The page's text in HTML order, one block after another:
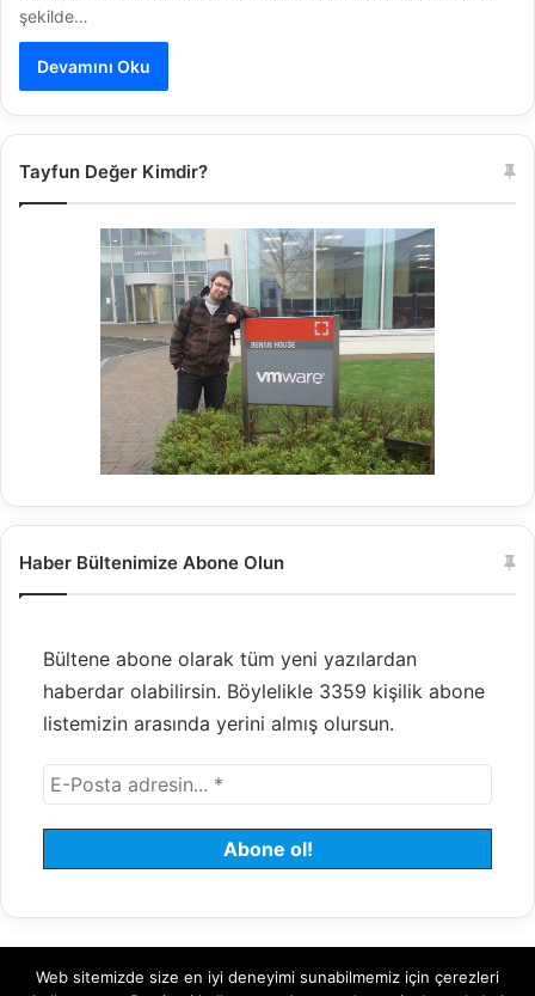
şekilde…
Devamını Oku
Tayfun Değer Kimdir?
Haber Bültenimize Abone Olun
Bültene abone olarak tüm yeni yazılardan
haberdar olabilirsin. Böylelikle 3359 kişilik abone
listemizin arasında yerini almış olursun.
Web sitemizde size en iyi deneyimi sunabilmemiz için çerezleri